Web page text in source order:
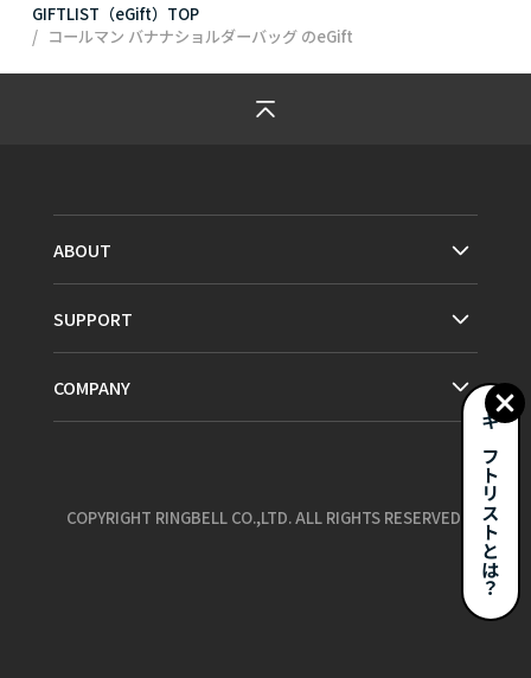
GIFTLIST（eGift）TOP
コールマン バナナショルダーバッグのeGift
ギフトリストとは？
ABOUT
SUPPORT
COMPANY
COPYRIGHT RINGBELL CO.,LTD. ALL RIGHTS RESERVED.